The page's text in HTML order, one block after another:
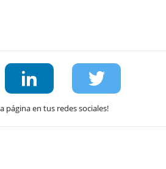
página en tus redes sociales!